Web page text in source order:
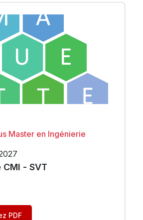
Master en Ingénierie
- SVT
PDF